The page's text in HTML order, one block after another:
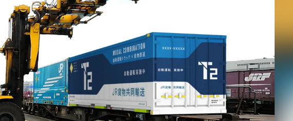
サービスメニュー
トップページ
動画
サイトマップ
お問い合わせ
個人情報保護法について
現在開催予定のセミナー
セミナー
非公開: 【8/6開催】AIエージェント時
代、日本企業は何から始めるべきか。〜
シリコンバレーAX最新潮流から学ぶ〜
2026-08-03